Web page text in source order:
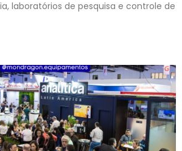
laboratórios de pesquisa e controle de